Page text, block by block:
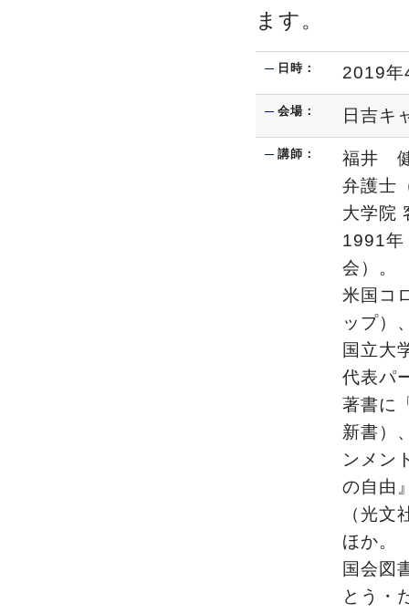
ます。
日時： 2019
会場： 日吉キ
講師：
福井
弁護士
大学院
1991年
会）。
米国コ
ップ）
国立大
代表パ
著書に
新書）
ンメン
の自由
（光
ほか。
国会図
とう・